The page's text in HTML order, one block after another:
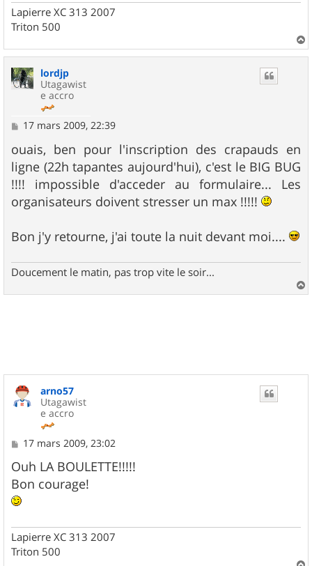
Lapierre XC 313 2007
Triton 500
a
lordjp
Utagawist
e accro
M
s
s
a
g
e
17 mars 2009, 22:39
ouais, ben pour l'inscription des crapauds en
ligne (22h tapantes aujourd'hui), c'est le BIG BUG
!!!! impossible d'acceder au formulaire... Les
organisateurs doivent stresser un max !!!!!
Bon j'y retourne, j'ai toute la nuit devant moi....
Doucement le matin, pas trop vite le soir...
a
arno57
Utagawist
e accro
M
s
s
a
g
e
17 mars 2009, 23:02
Ouh LA BOULETTE!!!!!
Bon courage!
Lapierre XC 313 2007
Triton 500